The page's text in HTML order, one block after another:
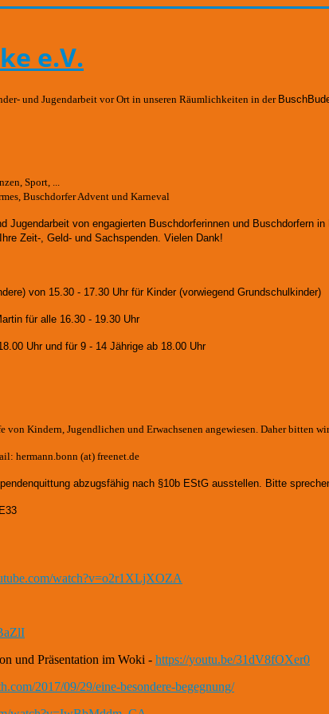
e.V.
und Jugendarbeit vor Ort in unseren Räumlichkeiten in der
Sport, ...
Buschdorfer Advent und Karneval
von engagierten Buschdorferinnen und Buschdorfern in
Zeit-, Geld- und Sachspenden. Vielen Dank!
von 15.30 - 17.30 Uhr für Kinder (vorwiegend Grundschulkinder)
für alle 16.30 - 19.30 Uhr
Uhr und für 9 - 14 Jährige ab 18.00 Uhr
Kindern, Jugendlichen und Erwachsenen angewiesen. Daher bitten
hermann.bonn (at) freenet.de
abzugsfähig nach §10b EStG ausstellen. Bitte
watch?v=o2r1XLjXOZA
und Präsentation im Woki - https://youtu.be/31dV8fOXer0
2017/09/29/eine-besondere-begegnung/